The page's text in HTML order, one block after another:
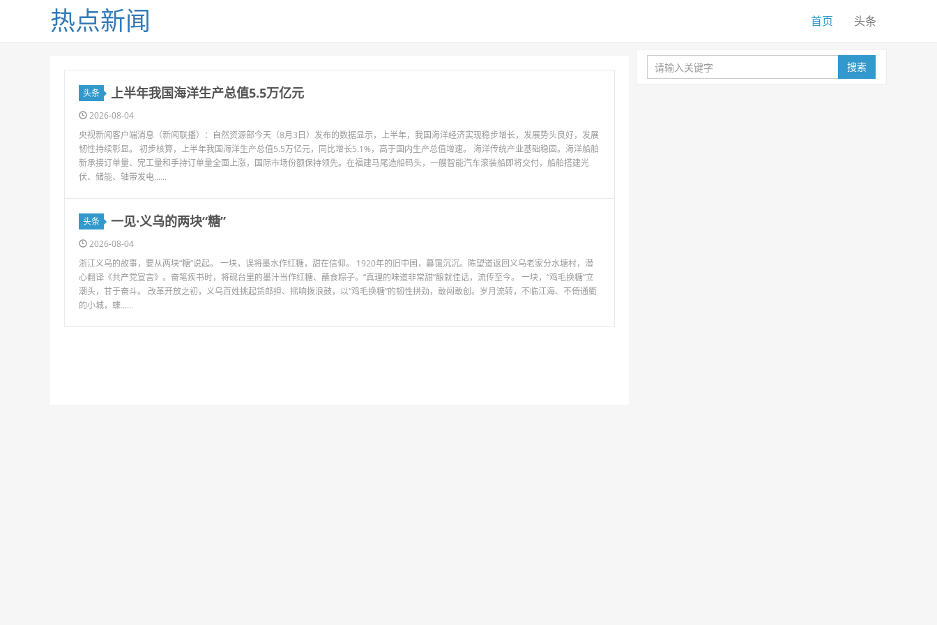
热点新闻 首页 头条
头条 上半年我国海洋生产总值5.5万亿元
2026-08-04
央视新闻客户端消息（新闻联播）：自然资源部今天（8月3日）发布的数据显示，上半年，我国海洋经济实现稳步增长，发展势头良好，发展
韧性持续彰显。 初步核算，上半年我国海洋生产总值5.5万亿元，同比增长5.1%，高于国内生产总值增速。 海洋传统产业基础稳固。海洋船舶
新承接订单量、完工量和手持订单量全面上涨，国际市场份额保持领先。在福建马尾造船码头，一艘智能汽车滚装船即将交付，船舶搭建光
伏、储能、轴带发电......
头条 一见·义乌的两块“糖”
2026-08-04
浙江义乌的故事，要从两块“糖”说起。 一块，误将墨水作红糖，甜在信仰。 1920年的旧中国，暮霭沉沉。陈望道返回义乌老家分水塘村，潜
心翻译《共产党宣言》。奋笔疾书时，将砚台里的墨汁当作红糖、蘸食粽子。“真理的味道非常甜”酿就佳话，流传至今。 一块，“鸡毛换糖”立
潮头，甘于奋斗。 改革开放之初，义乌百姓挑起货郎担、摇响拨浪鼓，以“鸡毛换糖”的韧性拼劲，敢闯敢创。岁月流转，不临江海、不倚通衢
的小城，蝶......
搜索